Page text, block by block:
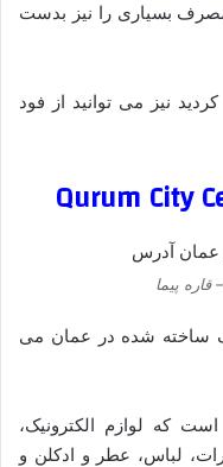
مصرف بسیاری را نیز بدست
نیز می توانید از فود
پیما
ساخته شده در عمان می
که لوازم الکترونیک،
لباس، عطر و ادکلن و